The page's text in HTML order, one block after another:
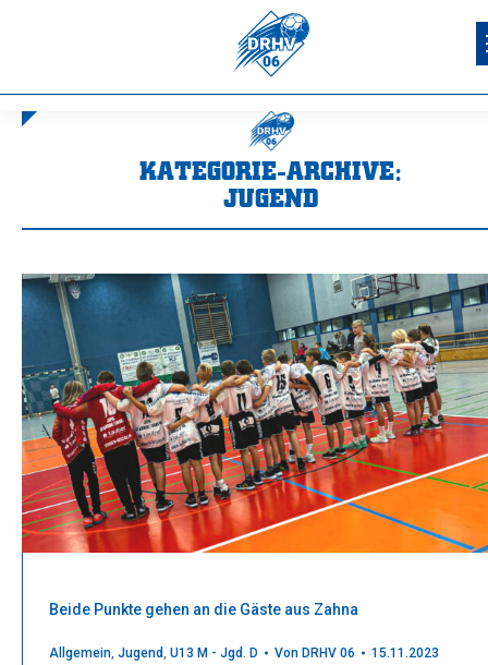
KATEGORIE-ARCHIVE:
JUGEND
Beide Punkte gehen an die Gäste aus Zahna
Allgemein, Jugend, U13 M - Jgd. D Von DRHV 06 15.11.2023